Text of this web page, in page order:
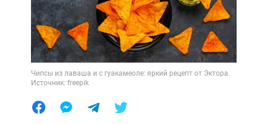
Лайфхаки
Чипсы из лаваша и с гуакамеоле: яркий рецепт от Эктора.
Источник: freepik